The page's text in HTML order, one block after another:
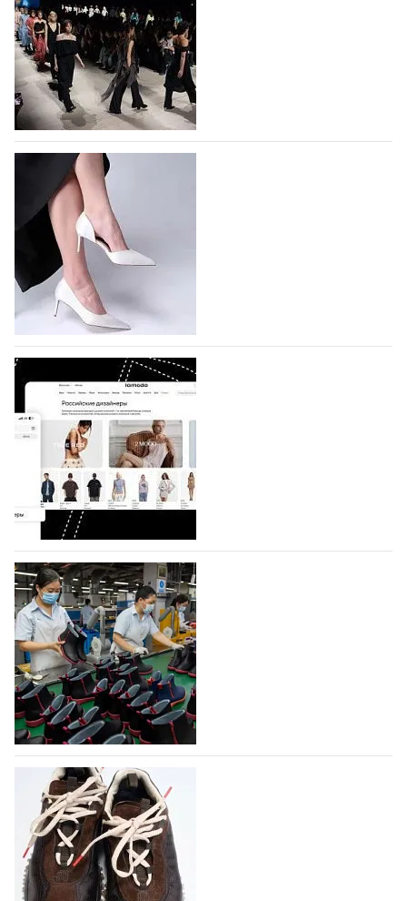
На участие в Московской неделе моды
подано 1047 заявок
На участие в седьмой Московской неделе моды,
которая пройдет в российской столице с 26 сентября
по 1 октября, уже подано 1047 заявок. Примерно
половину из них (494) прислали дизайнеры,
коллекции которых не были представлены в…
07.08.2026 675
BALLINA представит свои новинки на Euro
Shoes
Компания BALLINA Guangzhou Lihuang Footwear
Co., Ltd., основанная в 2011 году и расположенная в
Гуанчжоу, столице моды Китая, является
профессиональной обувной компанией,
объединяющей разработку, производство и…
07.08.2026 534
На платформе Lamoda - новый раздел и
условия продвижения локальных
дизайнерских марок
Российский маркетплейс Lamoda решил обновить
раздел для продажи продукции локальных
дизайнерских марок одежды, обуви и аксессуаров.
Бренды также получат маркетинговую…
06.08.2026 716
Объем мирового производства обуви в
2025 году практически не увеличился
В 2025 году мировое производство обуви
практически не изменилось, зафиксировав
незначительный рост на 0,1% до 24,6 млрд пар, -